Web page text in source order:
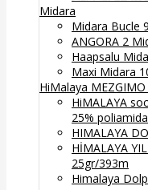
Midara
Midara Bucle
ANGORA 2
Haapsalu
Maxi Midara
HiMalaya MEZGIMO
HiMALAYA
25%
HIMALAYA
HİMALAYA
25gr/393m
Himalaya